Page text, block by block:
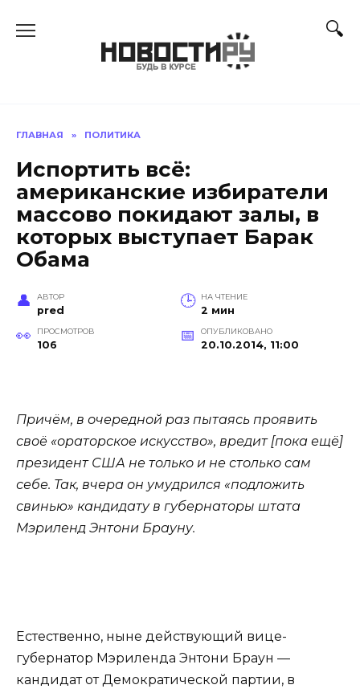
ГЛАВНАЯ » ПОЛИТИКА
Испортить всё:
американские избиратели
массово покидают залы, в
которых выступает Барак
Обама
АВТОР
pred
НА ЧТЕНИЕ
2 мин
ПРОСМОТРОВ
106
ОПУБЛИКОВАНО
20.10.2014, 11:00
Причём, в очередной раз пытаясь проявить
своё «ораторское искусство», вредит [пока ещё]
президент США не только и не столько сам
себе. Так, вчера он умудрился «подложить
свинью» кандидату в губернаторы штата
Мэриленд Энтони Брауну.
Естественно, ныне действующий вице-
губернатор Мэриленда Энтони Браун —
кандидат от Демократической партии, в